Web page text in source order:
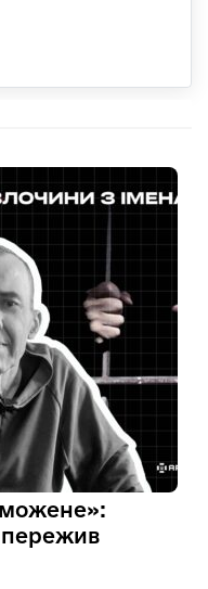
пережив